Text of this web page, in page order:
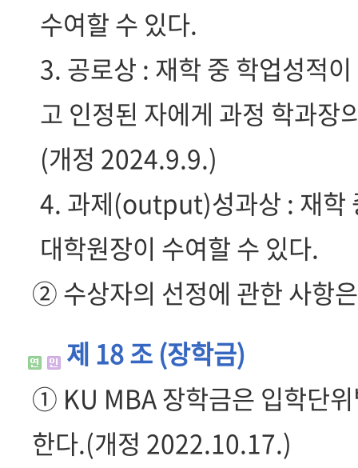
수여할 수 있다.
3. 공로상 : 재학 중 학업성적
고 인정된 자에게 과정 학과장
(개정 2024.9.9.)
4. 과제(output)성과상 : 재학
대학원장이 수여할 수 있다.
② 수상자의 선정에 관한 사항
제 18 조 (장학금)
① KU MBA 장학금은 입학단
한다.(개정 2022.10.17.)